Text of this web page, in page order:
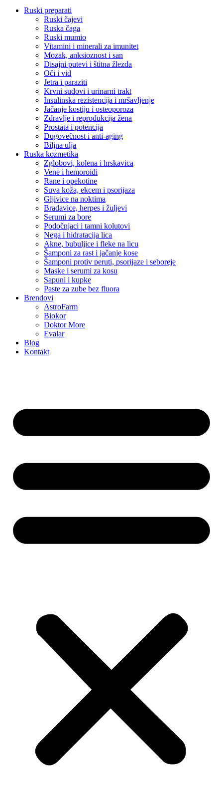
Ruski preparati
Ruski čajevi
Ruska čaga
Ruski mumio
Vitamini i minerali za imunitet
Mozak, anksioznost i san
Disajni putevi i štitna žlezda
Oči i vid
Jetra i paraziti
Krvni sudovi i urinarni trakt
Insulinska rezistencija i mršavljenje
Jačanje kostiju i osteoporoza
Zdravlje i reprodukcija žena
Prostata i potencija
Dugovečnost i anti-aging
Biljna ulja
Ruska kozmetika
Zglobovi, kolena i hrskavica
Vene i hemoroidi
Rane i opekotine
Suva koža, ekcem i psorijaza
Gljivice na noktima
Bradavice, herpes i žuljevi
Serumi za bore
Podočnjaci i tamni kolutovi
Nega i hidratacija lica
Akne, bubuljice i fleke na licu
Šamponi za rast i jačanje kose
Šamponi protiv peruti, psorijaze i seboreje
Maske i serumi za kosu
Sapuni i kupke
Paste za zube bez fluora
Brendovi
AstroFarm
Biokor
Doktor More
Evalar
Blog
Kontakt